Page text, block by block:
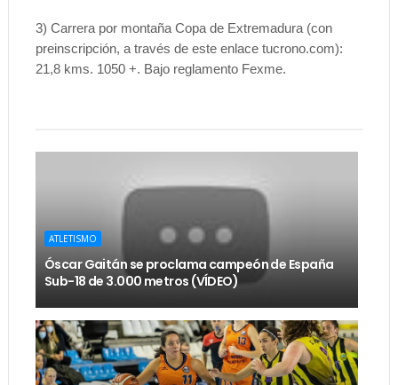
3) Carrera por montaña Copa de Extremadura (con
preinscripción, a través de este enlace tucrono.com):
21,8 kms. 1050 +. Bajo reglamento Fexme.
ATLETISMO
Óscar Gaitán se proclama campeón de España
Sub-18 de 3.000 metros (VÍDEO)